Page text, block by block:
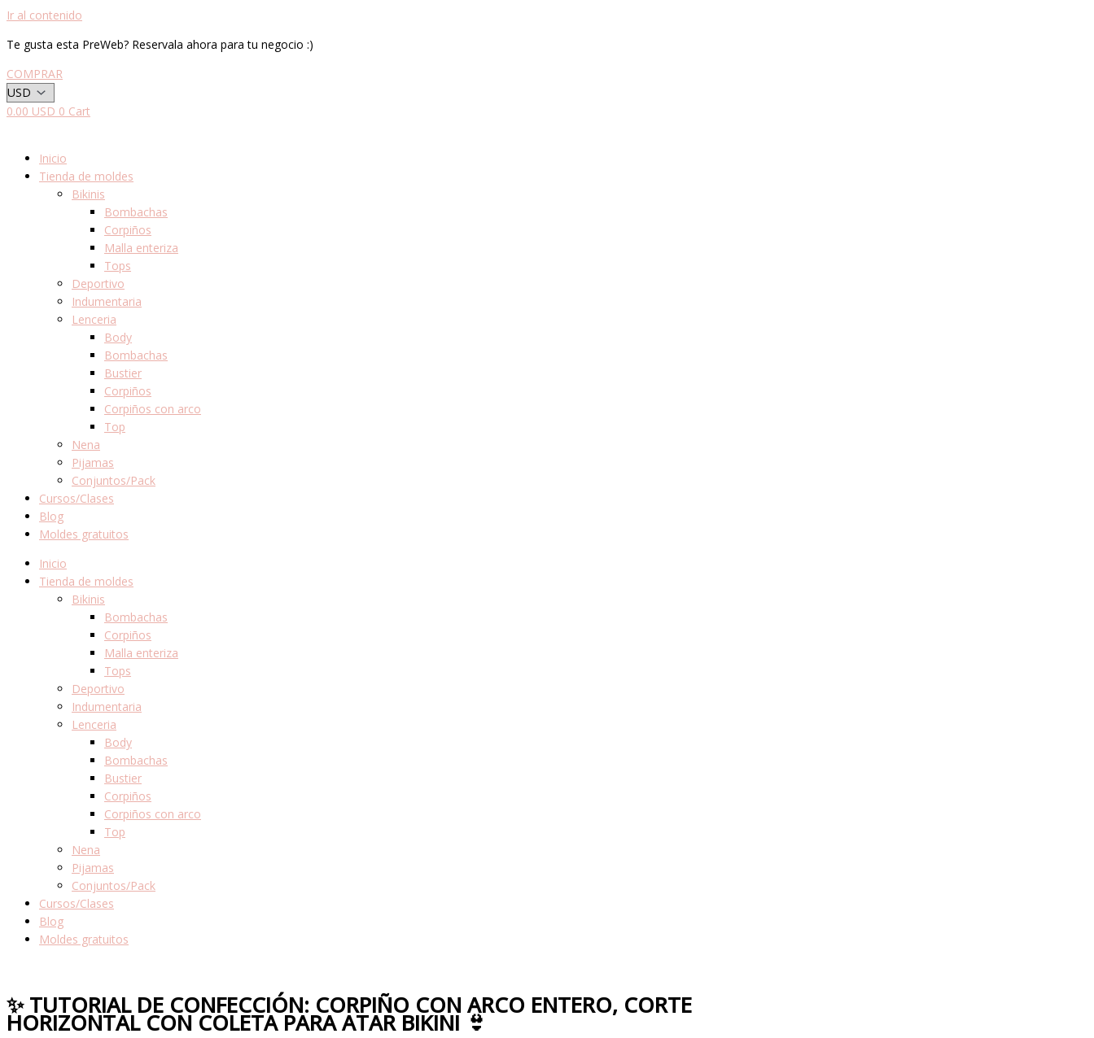
Ir al contenido
Te gusta esta PreWeb? Reservala ahora para tu negocio :)
COMPRAR
0.00 USD 0 Cart
Inicio
Tienda de moldes
Bikinis
Bombachas
Corpiños
Malla enteriza
Tops
Deportivo
Indumentaria
Lenceria
Body
Bombachas
Bustier
Corpiños
Corpiños con arco
Top
Nena
Pijamas
Conjuntos/Pack
Cursos/Clases
Blog
Moldes gratuitos
Inicio
Tienda de moldes
Bikinis
Bombachas
Corpiños
Malla enteriza
Tops
Deportivo
Indumentaria
Lenceria
Body
Bombachas
Bustier
Corpiños
Corpiños con arco
Top
Nena
Pijamas
Conjuntos/Pack
Cursos/Clases
Blog
Moldes gratuitos
✨ TUTORIAL DE CONFECCIÓN: CORPIÑO CON ARCO ENTERO, CORTE
HORIZONTAL CON COLETA PARA ATAR BIKINI 👙